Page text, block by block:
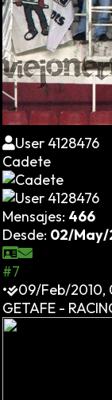
User 4128476
Cadete
Mensajes: 466
Desde: 02/
#7
•
09/Feb/2010,
GETAFE -